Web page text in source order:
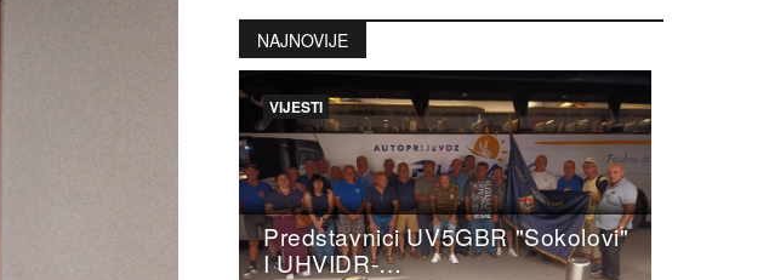
NAJNOVIJE
Predstavnici UV5GBR "Sokolovi"
I UHVIDR-…
VIJESTI